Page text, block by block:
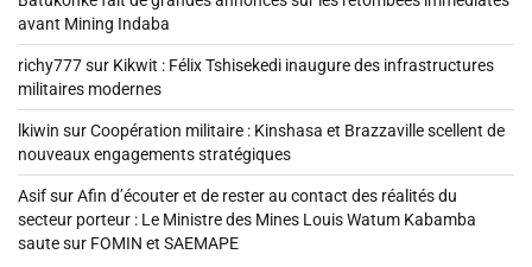
avant Mining Indaba
richy777sur Kikwit : Félix Tshisekedi inaugure des infrastructures
militaires modernes
lkiwin surCoopération militaire : Kinshasa et Brazzaville scellent de
nouveaux engagements stratégiques
AsifsurAfin d’écouter et de rester au contact des réalités du
secteur porteur : Le Ministre des Mines Louis Watum Kabamba
saute sur FOMIN et SAEMAPE